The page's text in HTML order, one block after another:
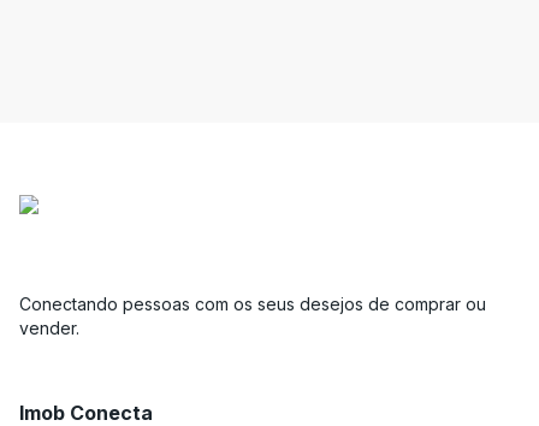
Conectando pessoas com os seus desejos de comprar ou
vender.
Imob Conecta